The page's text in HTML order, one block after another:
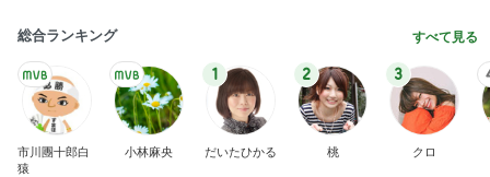
総合ランキング すべて見る
市川團十郎白
猿
小林麻央
1
だいたひかる
2
桃
3
クロ